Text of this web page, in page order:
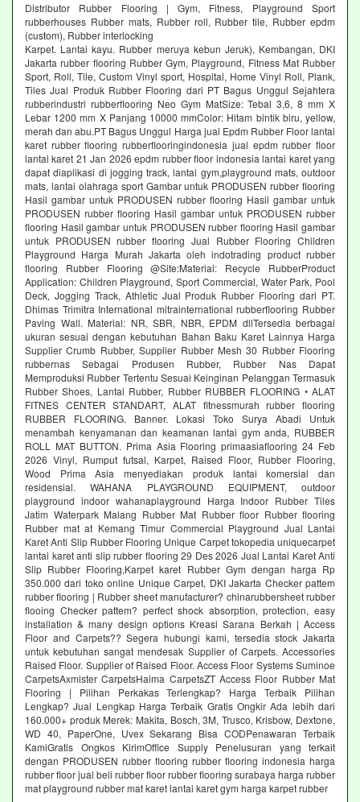
Distributor Rubber Flooring | Gym, Fitness, Playground Sport
rubberhouses Rubber mats, Rubber roll, Rubber tile, Rubber epdm
(custom), Rubber interlocking
Karpet. Lantai kayu. Rubber meruya kebun Jeruk), Kembangan, DKI
Jakarta rubber flooring Rubber Gym, Playground, Fitness Mat Rubber
Sport, Roll, Tile, Custom Vinyl sport, Hospital, Home Vinyl Roll, Plank,
Tiles Jual Produk Rubber Flooring dari PT Bagus Unggul Sejahtera
rubberindustri rubberflooring Neo Gym MatSize: Tebal 3,6, 8 mm X
Lebar 1200 mm X Panjang 10000 mmColor: Hitam bintik biru, yellow,
merah dan abu.PT Bagus Unggul Harga jual Epdm Rubber Floor lantai
karet rubber flooring rubberflooringindonesia jual epdm rubber floor
lantai karet 21 Jan 2026 epdm rubber floor indonesia lantai karet yang
dapat diaplikasi di jogging track, lantai gym,playground mats, outdoor
mats, lantai olahraga sport Gambar untuk PRODUSEN rubber flooring
Hasil gambar untuk PRODUSEN rubber flooring Hasil gambar untuk
PRODUSEN rubber flooring Hasil gambar untuk PRODUSEN rubber
flooring Hasil gambar untuk PRODUSEN rubber flooring Hasil gambar
untuk PRODUSEN rubber flooring Jual Rubber Flooring Children
Playground Harga Murah Jakarta oleh indotrading product rubber
flooring Rubber Flooring @Site:Material: Recycle RubberProduct
Application: Children Playground, Sport Commercial, Water Park, Pool
Deck, Jogging Track, Athletic Jual Produk Rubber Flooring dari PT.
Dhimas Trimitra International mitrainternational rubberflooring Rubber
Paving Wall. Material: NR, SBR, NBR, EPDM dllTersedia berbagai
ukuran sesuai dengan kebutuhan Bahan Baku Karet Lainnya Harga
Supplier Crumb Rubber, Supplier Rubber Mesh 30 Rubber Flooring
rubbernas Sebagai Produsen Rubber, Rubber Nas Dapat
Memproduksi Rubber Tertentu Sesuai Keinginan Pelanggan Termasuk
Rubber Shoes, Lantai Rubber, Rubber RUBBER FLOORING • ALAT
FITNES CENTER STANDART, ALAT fitnessmurah rubber flooring
RUBBER FLOORING. Banner. Lokasi Toko Surya Abadi Untuk
menambah kenyamanan dan keamanan lantai gym anda, RUBBER
ROLL MAT BUTTON. Prima Asia Flooring primaasiaflooring 24 Feb
2026 Vinyl, Rumput futsal, Karpet, Raised Floor, Rubber Flooring,
Wood Prima Asia menyediakan produk lantai komersial dan
residensial. WAHANA PLAYGROUND EQUIPMENT, outdoor
playground indoor wahanaplayground Harga Indoor Rubber Tiles
Jatim Waterpark Malang Rubber Mat Rubber floor Rubber flooring
Rubber mat at Kemang Timur Commercial Playground Jual Lantai
Karet Anti Slip Rubber Flooring Unique Carpet tokopedia uniquecarpet
lantai karet anti slip rubber flooring 29 Des 2026 Jual Lantai Karet Anti
Slip Rubber Flooring,Karpet karet Rubber Gym dengan harga Rp
350.000 dari toko online Unique Carpet, DKI Jakarta Checker pattem
rubber flooring | Rubber sheet manufacturer? chinarubbersheet rubber
flooing Checker pattem? perfect shock absorption, protection, easy
installation & many design options Kreasi Sarana Berkah | Access
Floor and Carpets?? Segera hubungi kami, tersedia stock Jakarta
untuk kebutuhan sangat mendesak Supplier of Carpets. Accessories
Raised Floor. Supplier of Raised Floor. Access Floor Systems Suminoe
CarpetsAxmister CarpetsHaima CarpetsZT Access Floor Rubber Mat
Flooring | Pilihan Perkakas Terlengkap? Harga Terbaik Pilihan
Lengkap? Jual Lengkap Harga Terbaik Gratis Ongkir Ada lebih dari
160.000+ produk Merek: Makita, Bosch, 3M, Trusco, Krisbow, Dextone,
WD 40, PaperOne, Uvex Sekarang Bisa CODPenawaran Terbaik
KamiGratis Ongkos KirimOffice Supply Penelusuran yang terkait
dengan PRODUSEN rubber flooring rubber flooring indonesia harga
rubber floor jual beli rubber floor rubber flooring surabaya harga rubber
mat playground rubber mat karet lantai karet gym harga karpet rubber